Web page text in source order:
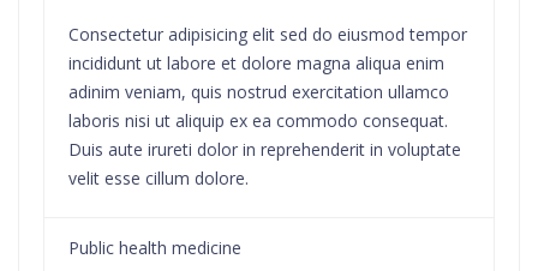
Consectetur adipisicing elit sed do eiusmod tempor
incididunt ut labore et dolore magna aliqua enim
adinim veniam, quis nostrud exercitation ullamco
laboris nisi ut aliquip ex ea commodo consequat.
Duis aute irureti dolor in reprehenderit in voluptate
velit esse cillum dolore.
Public health medicine